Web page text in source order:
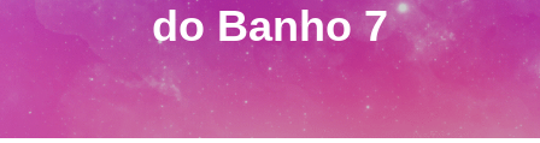
do Banho 7
Início
Produtos marcados com a tag “Matriz de Bordado - Hora do